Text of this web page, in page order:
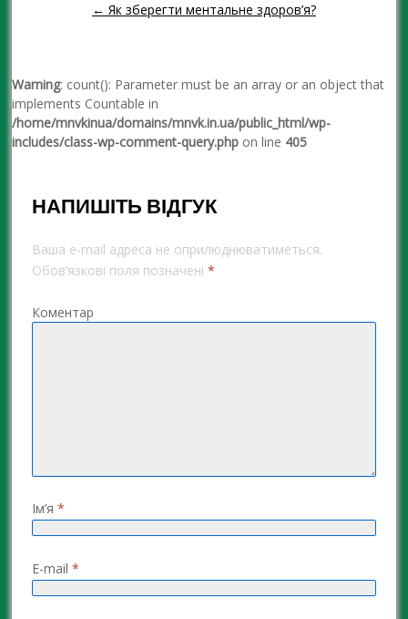
← Як зберегти ментальне здоров’я?
Warning: count(): Parameter must be an array or an object that
implements Countable in
/home/mnvkinua/domains/mnvk.in.ua/public_html/wp-
includes/class-wp-comment-query.php on line 405
НАПИШІТЬ ВІДГУК
Ваша e-mail адреса не оприлюднюватиметься.
Обов’язкові поля позначені *
Коментар
Ім’я *
E-mail *